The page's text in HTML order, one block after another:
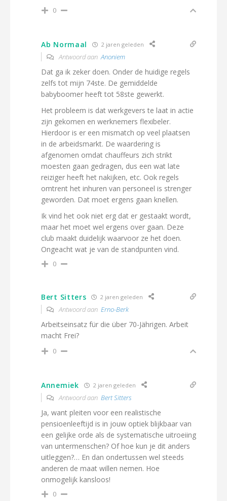
0
Ab Normaal 2 jaren geleden
Antwoord aanAnoniem
Dat ga ik zeker doen. Onder de huidige regels
zelfs tot mijn 74ste. De gemiddelde
babyboomer heeft tot 58ste gewerkt.
Het probleem is dat werkgevers te laat in actie
zijn gekomen en werknemers flexibeler.
Hierdoor is er een mismatch op veel plaatsen
in de arbeidsmarkt. De waardering is
afgenomen omdat chauffeurs zich strikt
moesten gaan gedragen, dus een wat late
reiziger heeft het nakijken, etc. Ook regels
omtrent het inhuren van personeel is strenger
geworden. Dat moet ergens gaan knellen.
Ik vind het ook niet erg dat er gestaakt wordt,
maar het moet wel ergens over gaan. Deze
club maakt duidelijk waarvoor ze het doen.
Ongeacht wat je van de standpunten vind.
0
Bert Sitters 2 jaren geleden
Antwoord aan Erno-Berk
Arbeitseinsatz für die über 70-Jährigen. Arbeit
macht Frei?
0
Annemiek 2 jaren geleden
Antwoord aan Bert Sitters
Ja, want pleiten voor een realistische
pensioenleeftijd is in jouw optiek blijkbaar van
een gelijke orde als de systematische uitroeiing
van untermenschen? Of hoe kun je dit anders
uitleggen?… En dan ondertussen wel steeds
anderen de maat willen nemen. Hoe
onmogelijk kansloos!
0